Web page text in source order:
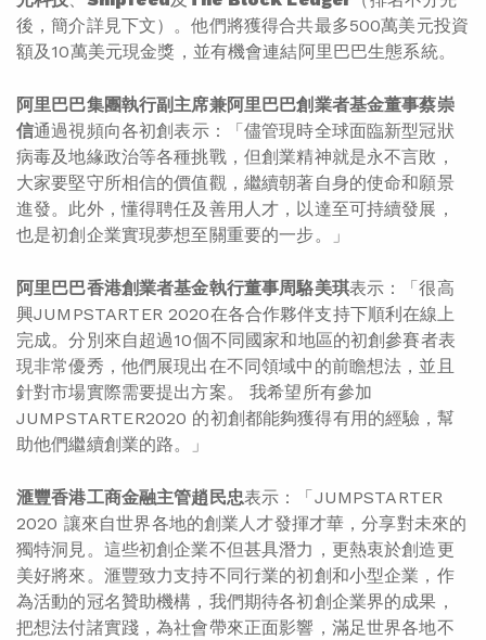
後，簡介詳見下文）。他們將獲得合共最多500萬美元投資
額及10萬美元現金獎，並有機會連結阿里巴巴生態系統。
阿里巴巴集團執行副主席兼阿里巴巴創業者基金董事蔡崇
信通過視頻向各初創表示：「儘管現時全球面臨新型冠狀
病毒及地緣政治等各種挑戰，但創業精神就是永不言敗，
大家要堅守所相信的價值觀，繼續朝著自身的使命和願景
進發。此外，懂得聘任及善用人才，以達至可持續發展，
也是初創企業實現夢想至關重要的一步。」
阿里巴巴香港創業者基金執行董事周駱美琪表示：「很高
興JUMPSTARTER 2020在各合作夥伴支持下順利在線上
完成。分別來自超過10個不同國家和地區的初創參賽者表
現非常優秀，他們展現出在不同領域中的前瞻想法，並且
針對市場實際需要提出方案。 我希望所有參加
JUMPSTARTER2020 的初創都能夠獲得有用的經驗，幫
助他們繼續創業的路。」
滙豐香港工商金融主管趙民忠表示：「JUMPSTARTER
2020 讓來自世界各地的創業人才發揮才華，分享對未來的
獨特洞見。這些初創企業不但甚具潛力，更熱衷於創造更
美好將來。滙豐致力支持不同行業的初創和小型企業，作
為活動的冠名贊助機構，我們期待各初創企業界的成果，
把想法付諸實踐，為社會帶來正面影響，滿足世界各地不